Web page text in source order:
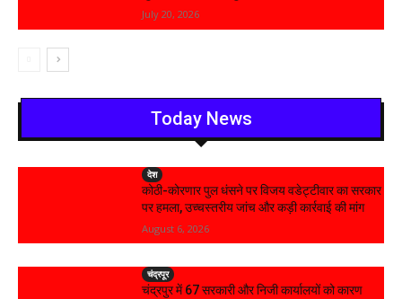
July 20, 2026
Today News
देश
कोठी-कोरणार पुल धंसने पर विजय वडेट्टीवार का सरकार
पर हमला, उच्चस्तरीय जांच और कड़ी कार्रवाई की मांग
August 6, 2026
चंद्रपूर
चंद्रपुर में 67 सरकारी और निजी कार्यालयों को कारण